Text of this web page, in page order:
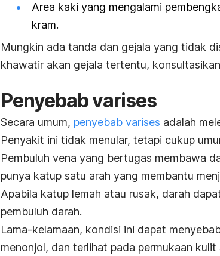
Area kaki yang mengalami
kram.
Mungkin ada tanda dan gejala yang tidak
khawatir akan gejala tertentu,
Penyebab varises
Secara umum, penyebab varises adalah
Penyakit ini tidak menular, tetapi cukup
Pembuluh vena yang bertugas membawa
punya katup satu arah yang membantu
Apabila katup lemah atau rusak, darah
pembuluh darah.
Lama-kelamaan, kondisi ini dapat
menonjol, dan terlihat pada permukaan kulit